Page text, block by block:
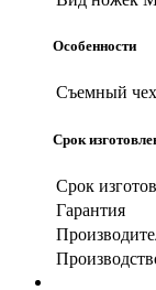
Особенности
Съемный
Срок
Срок
Гарантия